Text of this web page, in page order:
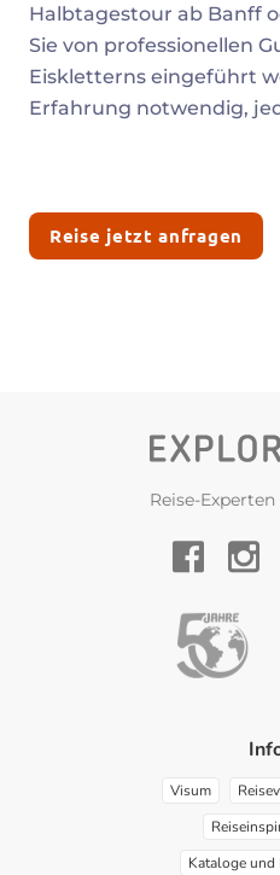
Halbtagestour ab Banff
Sie von professionellen
Eiskletterns eingeführt
Erfahrung notwendig,
Reise jetzt anfragen
Reise-Experten
Visum
Kataloge und